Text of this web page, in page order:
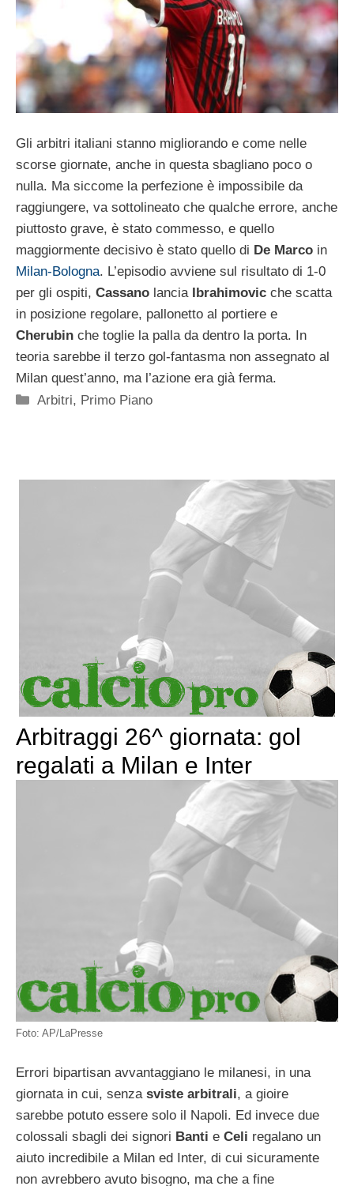
Gli arbitri italiani stanno migliorando e come nelle
scorse giornate, anche in questa sbagliano poco o
nulla. Ma siccome la perfezione è impossibile da
raggiungere, va sottolineato che qualche errore, anche
piuttosto grave, è stato commesso, e quello
maggiormente decisivo è stato quello di De Marco in
Milan-Bologna. L’episodio avviene sul risultato di 1-0
per gli ospiti, Cassano lancia Ibrahimovic che scatta
in posizione regolare, pallonetto al portiere e
Cherubin che toglie la palla da dentro la porta. In
teoria sarebbe il terzo gol-fantasma non assegnato al
Milan quest’anno, ma l’azione era già ferma.
Categorie
Arbitri, Primo Piano
Arbitraggi 26^ giornata: gol
regalati a Milan e Inter
Foto: AP/LaPresse
Errori bipartisan avvantaggiano le milanesi, in una
giornata in cui, senza sviste arbitrali, a gioire
sarebbe potuto essere solo il Napoli. Ed invece due
colossali sbagli dei signori Banti e Celi regalano un
aiuto incredibile a Milan ed Inter, di cui sicuramente
non avrebbero avuto bisogno, ma che a fine